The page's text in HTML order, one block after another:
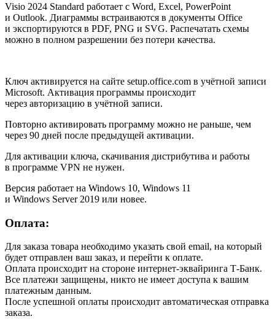
Visio 2024 Standard работает с Word, Excel, PowerPoint
и Outlook. Диаграммы встраиваются в документы Office
и экспортируются в PDF, PNG и SVG. Распечатать схемы
можно в полном разрешении без потери качества.
Ключ активируется на сайте setup.office.com в учётной записи
Microsoft. Активация программы происходит
через авторизацию в учётной записи.
Повторно активировать программу можно не раньше, чем
через 90 дней после предыдущей активации.
Для активации ключа, скачивания дистрибутива и работы
в программе VPN не нужен.
Версия работает на Windows 10, Windows 11
и Windows Server 2019 или новее.
Оплата:
Для заказа товара необходимо указать свой email, на который
будет отправлен ваш заказ, и перейти к оплате.
Оплата происходит на стороне интернет-эквайринга Т-Банк.
Все платежи защищены, никто не имеет доступа к вашим
платежным данным.
После успешной оплаты происходит автоматическая отправка
заказа.